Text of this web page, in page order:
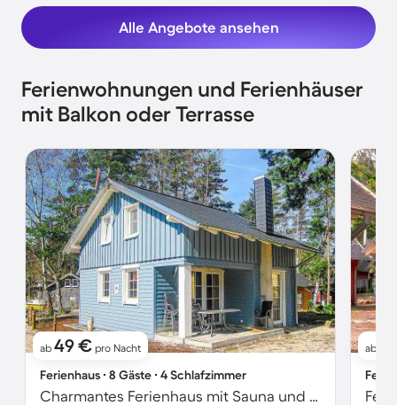
Alle Angebote ansehen
Ferienwohnungen und Ferienhäuser
mit Balkon oder Terrasse
ab 49 € pro Nacht
Ferienhaus ∙ 8 Gäste ∙ 4 Schlafzimmer
Charmantes Ferienhaus mit Sauna und Terrasse | Neben dem Strand
ab